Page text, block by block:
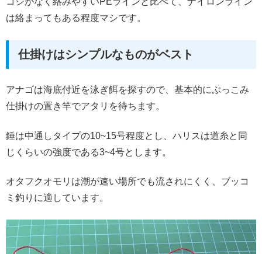
は絡まってもある程度マシです。
仕掛けはシンプルなものがベスト
アナゴは海底付近を泳ぎ餌を探すので、基本的にぶっこみ
仕掛けの置き竿でアタリを待ちます。
錘は中通しタイプの10~15号程度とし、ハリスは道糸と同
じくらいの強度である3~4号とします。
オタフクオモリは潮が速い場所でも流されにくく、ブッコ
ミ釣りに適しています。